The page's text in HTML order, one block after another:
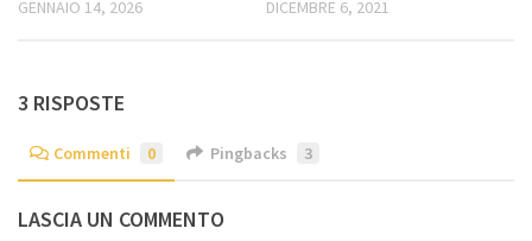
GENNAIO 14, 2026 DICEMBRE 6, 2021
3 RISPOSTE
Commenti 0 Pingbacks 3
LASCIA UN COMMENTO